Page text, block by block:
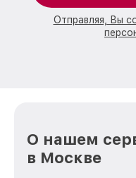
Отправляя, Вы
О нашем
в Москве